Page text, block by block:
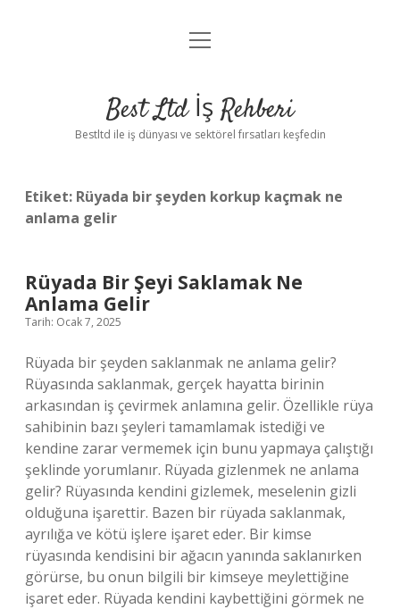
Anasayfa
Yasal Uyarı
menüyü
Best Ltd İş Rehberi
Bestltd ile iş dünyası ve sektörel fırsatları keşfedin
Etiket: Rüyada bir şeyden korkup kaçmak ne
anlama gelir
Rüyada Bir Şeyi Saklamak Ne
Anlama Gelir
Tarih: Ocak 7, 2025
Rüyada bir şeyden saklanmak ne anlama gelir?
Rüyasında saklanmak, gerçek hayatta birinin
arkasından iş çevirmek anlamına gelir. Özellikle rüya
sahibinin bazı şeyleri tamamlamak istediği ve
kendine zarar vermemek için bunu yapmaya çalıştığı
şeklinde yorumlanır. Rüyada gizlenmek ne anlama
gelir? Rüyasında kendini gizlemek, meselenin gizli
olduğuna işarettir. Bazen bir rüyada saklanmak,
ayrılığa ve kötü işlere işaret eder. Bir kimse
rüyasında kendisini bir ağacın yanında saklanırken
görürse, bu onun bilgili bir kimseye meylettiğine
işaret eder. Rüyada kendini kaybettiğini görmek ne